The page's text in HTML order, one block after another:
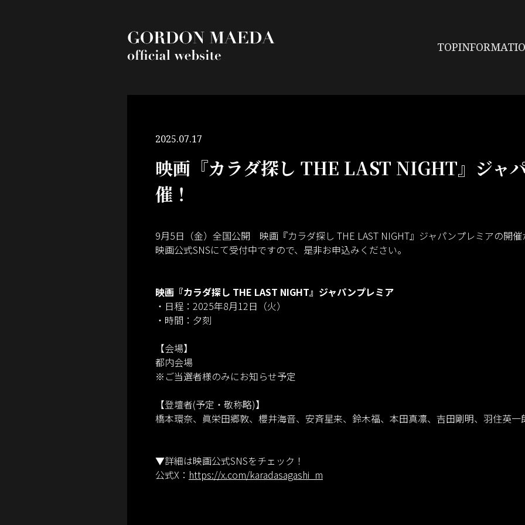
GORDON MAEDA official
TOP
2025.07.17
映画『カラダ探し THE LAST NIGHT』ジャ
催！
9月5日（金）全国公開 映画『カラダ探し THE LAST NIGHT』ジャパンプレミアの開
映画公式SNSにて受付中ですので、是非お申込みください。
映画『カラダ探し THE LAST NIGHT』ジャパンプレミア
・日程：2025年8月12日（火）
・時間：夕刻
【会場】
都内会場
※ご当選者様のみにお知らせ予定
【登壇者(予定・敬称略)】
橋本環奈、眞栄田郷敦、櫻井海音、安斉星来、鈴木福、本田真凛、吉田剛明、羽住英一
▼詳細は映画公式SNSをチェック！
公式X： https://x.com/karadasagashi_m